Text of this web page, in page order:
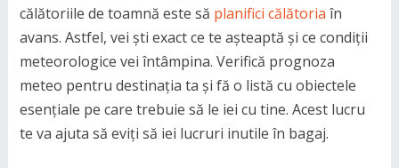
călătoriile de toamnă este să planifici călătoria în
avans. Astfel, vei ști exact ce te așteaptă și ce condiții
meteorologice vei întâmpina. Verifică prognoza
meteo pentru destinația ta și fă o listă cu obiectele
esențiale pe care trebuie să le iei cu tine. Acest lucru
te va ajuta să eviți să iei lucruri inutile în bagaj.